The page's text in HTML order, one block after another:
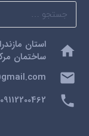
جستجو
برای:
home
استان
ساختمان
mail
phone
09112200462